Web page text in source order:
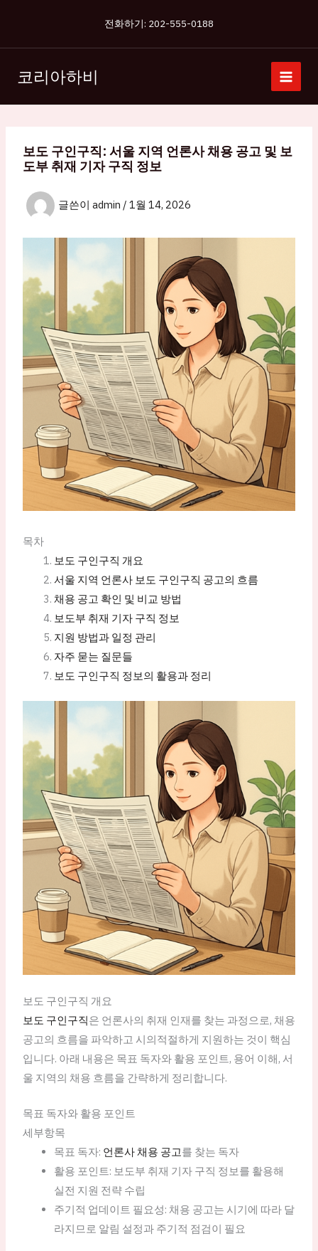
츠
너
전화하기: 202-555-0188
코리아하비
보도 구인구직: 서울 지역 언론사 채용 공고 및 보
도부 취재 기자 구직 정보
글쓴이 admin / 1월 14, 2026
목차
보도 구인구직 개요
서울 지역 언론사 보도 구인구직 공고의 흐름
채용 공고 확인 및 비교 방법
보도부 취재 기자 구직 정보
지원 방법과 일정 관리
자주 묻는 질문들
보도 구인구직 정보의 활용과 정리
보도 구인구직 개요
보도 구인구직은 언론사의 취재 인재를 찾는 과정으로, 채용
공고의 흐름을 파악하고 시의적절하게 지원하는 것이 핵심
입니다. 아래 내용은 목표 독자와 활용 포인트, 용어 이해, 서
울 지역의 채용 흐름을 간략하게 정리합니다.
목표 독자와 활용 포인트
세부항목
목표 독자: 언론사 채용 공고를 찾는 독자
활용 포인트: 보도부 취재 기자 구직 정보를 활용해
실전 지원 전략 수립
주기적 업데이트 필요성: 채용 공고는 시기에 따라 달
라지므로 알림 설정과 주기적 점검이 필요